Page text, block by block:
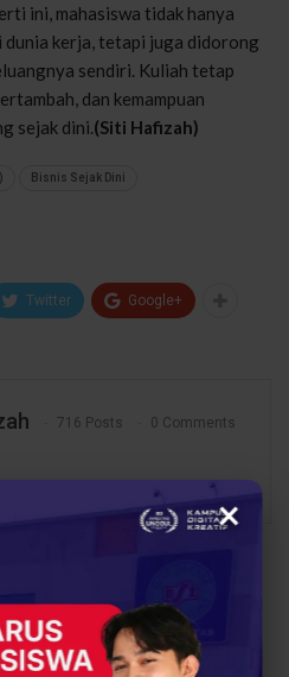
ini, mahasiswa tidak hanya
dunia kerja, tetapi juga didorong
sendiri. Kuliah tetap
dan kemampuan
sejak dini.(Siti Hafizah)
Bisnis Sejak Dini
Twitter Google+
716 Posts 0 Comments
UBSI Perkenalkan
Program Beasiswa
Unggulan di Edufair
×